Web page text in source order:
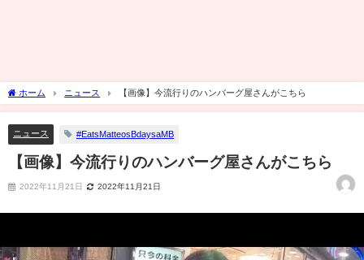
ホーム ニュース 【画像】今流行りのハンバーグ屋さんがこちら
ニュース #EatsMatteosBdaysaMB
【画像】今流行りのハンバーグ屋さんがこちら
2022年11月21日 2022年11月21日